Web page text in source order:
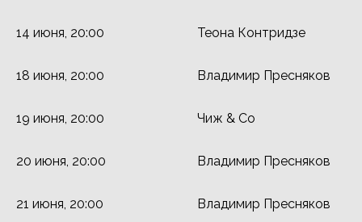
14 июня, 20:00 Теона Контридзе
18 июня, 20:00 Владимир Пресняков
19 июня, 20:00 Чиж & Co
20 июня, 20:00 Владимир Пресняков
21 июня, 20:00 Владимир Пресняков